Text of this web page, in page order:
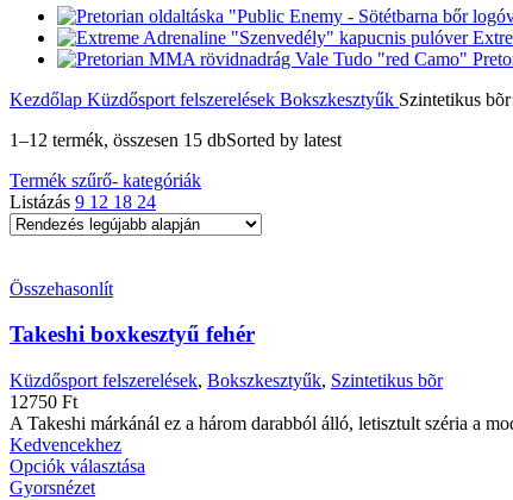
Kezdőlap Küzdősport felszerelések Bokszkesztyűk Szintetikus bõr
1–12 termék, összesen 15 dbSorted by latest
Termék szűrő- kategóriák
Listázás 9 12 18 24
Összehasonlít
Takeshi boxkesztyű fehér
Küzdősport felszerelések, Bokszkesztyűk, Szintetikus bõr
12750 Ft
A Takeshi márkánál ez a három darabból álló, letisztult széria a
Kedvencekhez
Opciók választása
Gyorsnézet